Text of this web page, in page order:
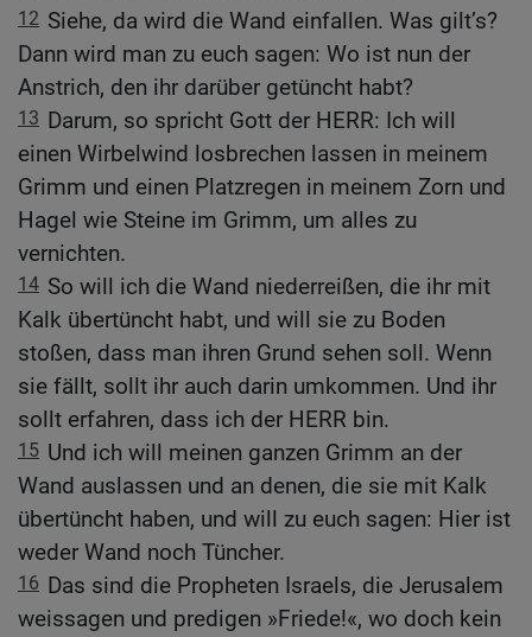
12 Siehe, da wird die Wand einfallen. Was gilt’s?
Dann wird man zu euch sagen: Wo ist nun der
Anstrich, den ihr darüber getüncht habt?
13 Darum, so spricht Gott der HERR: Ich will
einen Wirbelwind losbrechen lassen in meinem
Grimm und einen Platzregen in meinem Zorn und
Hagel wie Steine im Grimm, um alles zu
vernichten.
14 So will ich die Wand niederreißen, die ihr mit
Kalk übertüncht habt, und will sie zu Boden
stoßen, dass man ihren Grund sehen soll. Wenn
sie fällt, sollt ihr auch darin umkommen. Und ihr
sollt erfahren, dass ich der HERR bin.
15 Und ich will meinen ganzen Grimm an der
Wand auslassen und an denen, die sie mit Kalk
übertüncht haben, und will zu euch sagen: Hier ist
weder Wand noch Tüncher.
16 Das sind die Propheten Israels, die Jerusalem
weissagen und predigen »Friede!«, wo doch kein